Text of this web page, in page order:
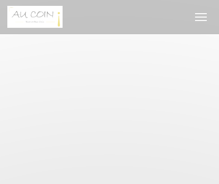
Personnalisation de vos choix en matière de cookies